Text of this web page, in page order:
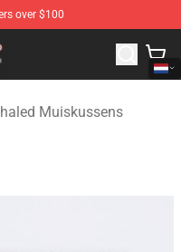
over $100
Merchandise Store
Muiskussens